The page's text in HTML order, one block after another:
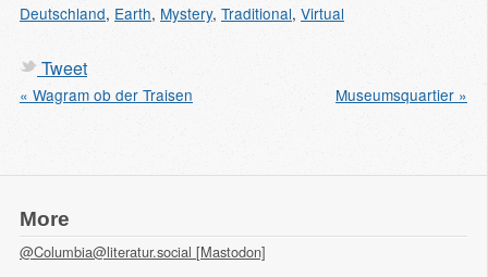
Deutschland, Earth, Mystery, Traditional, Virtual
Tweet
« Wagram ob der Traisen Museumsquartier »
More
@Columbia@literatur.social [Mastodon]